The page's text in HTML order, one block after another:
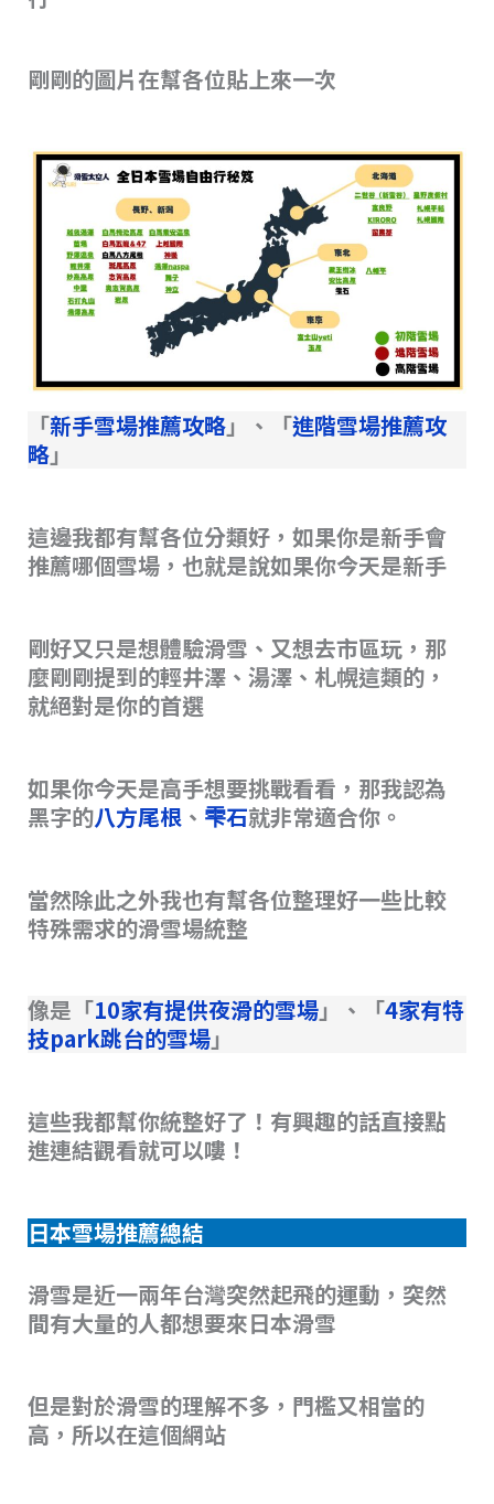
剛剛的圖片在幫各位貼上來一次
「新手雪場推薦攻略」、「進階雪場推薦攻
略」
這邊我都有幫各位分類好，如果你是新手會
推薦哪個雪場，也就是說如果你今天是新手
剛好又只是想體驗滑雪、又想去市區玩，那
麼剛剛提到的輕井澤、湯澤、札幌這類的，
就絕對是你的首選
如果你今天是高手想要挑戰看看，那我認為
黑字的八方尾根、 雫石就非常適合你。
當然除此之外我也有幫各位整理好一些比較
特殊需求的滑雪場統整
像是「10家有提供夜滑的雪場」、「4家有特
技park跳台的雪場」
這些我都幫你統整好了！有興趣的話直接點
進連結觀看就可以嘍！
日本雪場推薦總結
滑雪是近一兩年台灣突然起飛的運動，突然
間有大量的人都想要來日本滑雪
但是對於滑雪的理解不多，門檻又相當的
高，所以在這個網站